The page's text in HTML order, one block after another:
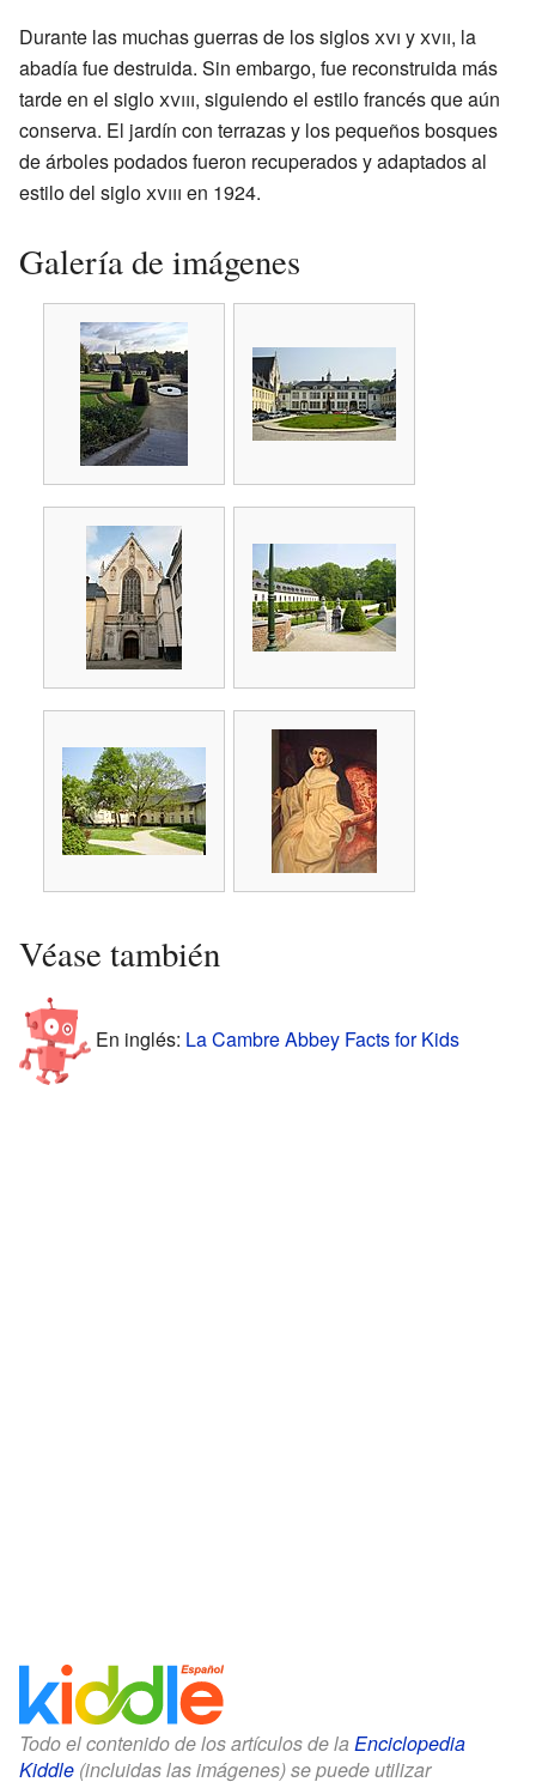
Durante las muchas guerras de los siglosxvi yxvii, la
abadía fue destruida. Sin embargo, fue reconstruida más
tarde en el sigloxviii, siguiendo el estilo francés que aún
conserva. El jardín con terrazas y los pequeños bosques
de árboles podados fueron recuperados y adaptados al
estilo del sigloxviii en 1924.
Galería de imágenes
Véase también
En inglés: La Cambre Abbey Facts for Kids
Todo el contenido de los artículos de la Enciclopedia
Kiddle (incluidas las imágenes) se puede utilizar